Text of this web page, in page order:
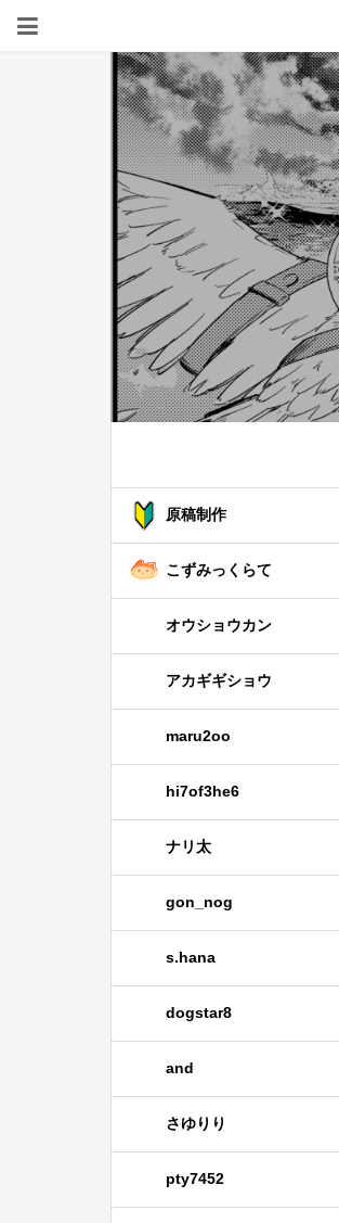
原稿制作
こずみっくらて
オウショウカン
アカギギショウ
maru2oo
hi7of3he6
ナリ太
gon_nog
s.hana
dogstar8
and
さゆりり
pty7452